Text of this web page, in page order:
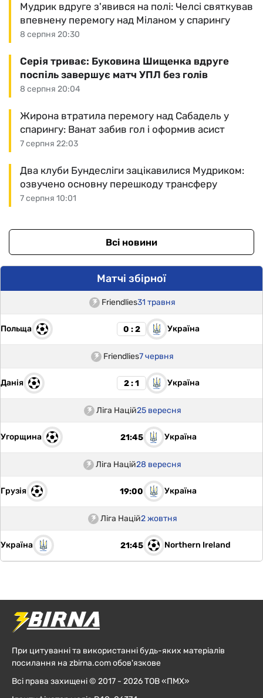
8 серпня 20:30
Мудрик вдруге з'явився на полі: Челсі святкував
впевнену перемогу над Міланом у спарингу
8 серпня 20:04
Серія триває: Буковина Шищенка вдруге
поспіль завершує матч УПЛ без голів
7 серпня 22:03
Жирона втратила перемогу над Сабадель у
спарингу: Ванат забив гол і оформив асист
7 серпня 10:01
Два клуби Бундесліги зацікавилися Мудриком:
озвучено основну перешкоду трансферу
Всі новини
Матчі збірної
Friendlies31 травня
Польща 0 : 2 Україна
Friendlies7 червня
Данія 2 : 1 Україна
Ліга Націй25 вересня
Угорщина 21:45 Україна
Ліга Націй28 вересня
Грузія 19:00 Україна
Ліга Націй2 жовтня
Україна 21:45 Northern Ireland
При цитуванні та використанні будь-яких матеріалів
посилання на zbirna.com обов'язкове
Всі права захищені © 2017 - 2026 ТОВ «ПМХ»